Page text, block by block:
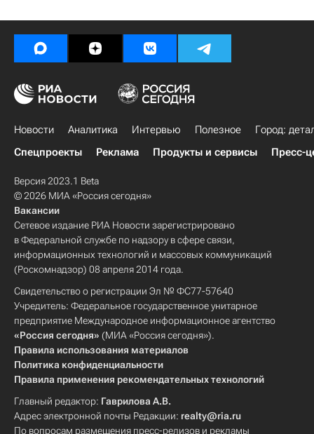
Новости Аналитика Интервью Полезное
Город:
Спецпроекты
Реклама Продукты и сервисы Пресс-
Версия 2023.1 Beta
© 2026 МИА «Россия сегодня»
Вакансии
Сетевое издание РИА Новости зарегистрировано
в Федеральной службе по надзору в сфере связи,
информационных технологий и массовых коммуникаций
(Роскомнадзор) 08 апреля 2014 года.
Свидетельство о регистрации Эл № ФС77-57640
Учредитель: Федеральное государственное унитарное
предприятие Международное информационное агентство
«Россия сегодня» (МИА «Россия сегодня»).
Правила использования материалов
Политика конфиденциальности
Правила применения рекомендательных технологий
Главный редактор: Гаврилова А.В.
Адрес электронной почты Редакции: realty@ria.ru
По вопросам размещения пресс-релизов и рекламы